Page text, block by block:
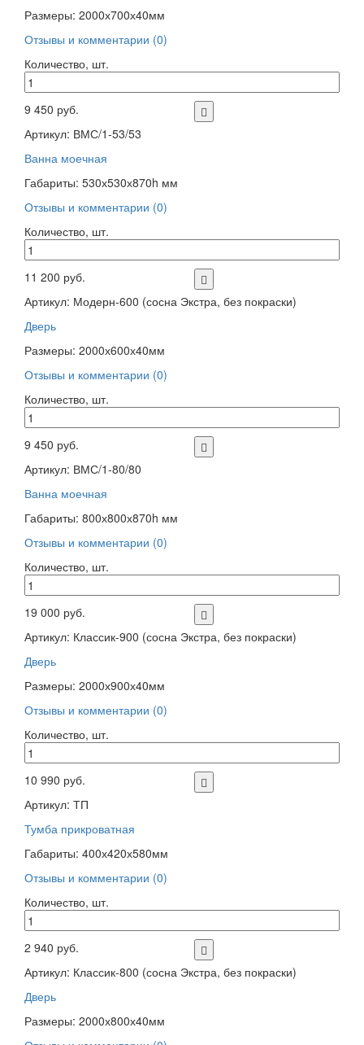
Размеры: 2000х700х40мм
Отзывы и комментарии (0)
Количество, шт.
9 450 руб.
Артикул: ВМС/1-53/53
Ванна моечная
Габариты: 530х530х870h мм
Отзывы и комментарии (0)
Количество, шт.
11 200 руб.
Артикул: Модерн-600 (сосна Экстра, без покраски)
Дверь
Размеры: 2000х600х40мм
Отзывы и комментарии (0)
Количество, шт.
9 450 руб.
Артикул: ВМС/1-80/80
Ванна моечная
Габариты: 800х800х870h мм
Отзывы и комментарии (0)
Количество, шт.
19 000 руб.
Артикул: Классик-900 (сосна Экстра, без покраски)
Дверь
Размеры: 2000х900х40мм
Отзывы и комментарии (0)
Количество, шт.
10 990 руб.
Артикул: ТП
Тумба прикроватная
Габариты: 400х420х580мм
Отзывы и комментарии (0)
Количество, шт.
2 940 руб.
Артикул: Классик-800 (сосна Экстра, без покраски)
Дверь
Размеры: 2000х800х40мм